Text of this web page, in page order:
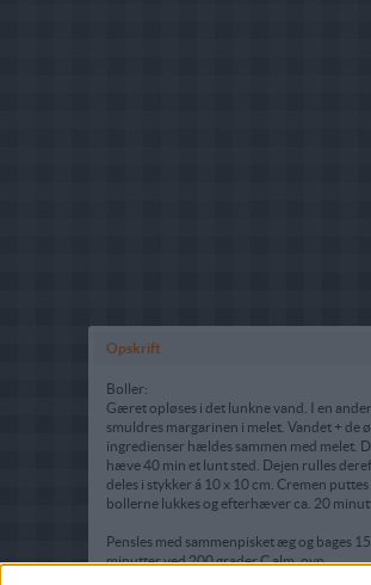
Opskrift
Boller:
Gæret opløses i det lunkne vand. I en anden
smuldres margarinen i melet. Vandet + de
ingredienser hældes sammen med melet.
hæve 40 min et lunt sted. Dejen rulles
deles i stykker á 10 x 10 cm. Cremen puttes
bollerne lukkes og efterhæver ca. 20
Pensles med sammenpisket æg og bages
minutter ved 200 grader C alm. ovn.